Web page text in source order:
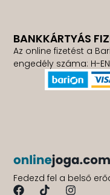
Fedezd fel a belső
BANKKÁRTYÁS
Az online fizetést a
engedély száma: H-